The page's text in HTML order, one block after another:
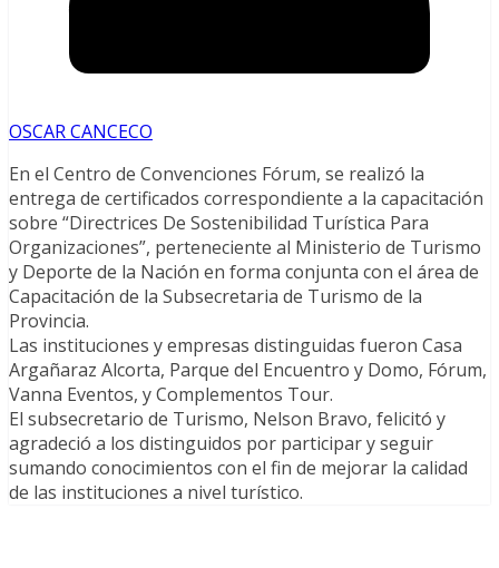
OSCAR CANCECO
En el Centro de Convenciones Fórum, se realizó la
entrega de certificados correspondiente a la capacitación
sobre “Directrices De Sostenibilidad Turística Para
Organizaciones”, perteneciente al Ministerio de Turismo
y Deporte de la Nación en forma conjunta con el área de
Capacitación de la Subsecretaria de Turismo de la
Provincia.
Las instituciones y empresas distinguidas fueron Casa
Argañaraz Alcorta, Parque del Encuentro y Domo, Fórum,
Vanna Eventos, y Complementos Tour.
El subsecretario de Turismo, Nelson Bravo, felicitó y
agradeció a los distinguidos por participar y seguir
sumando conocimientos con el fin de mejorar la calidad
de las instituciones a nivel turístico.